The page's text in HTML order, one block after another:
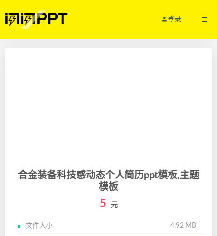
登录
合金装备科技感动态个人简历ppt模板,主题
模板
5 元
文件大小 4.92 MB